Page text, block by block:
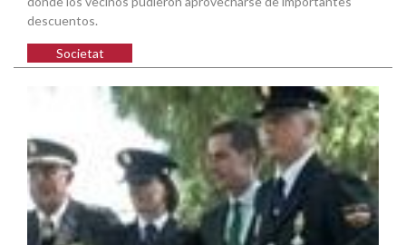
descuentos.
Societat